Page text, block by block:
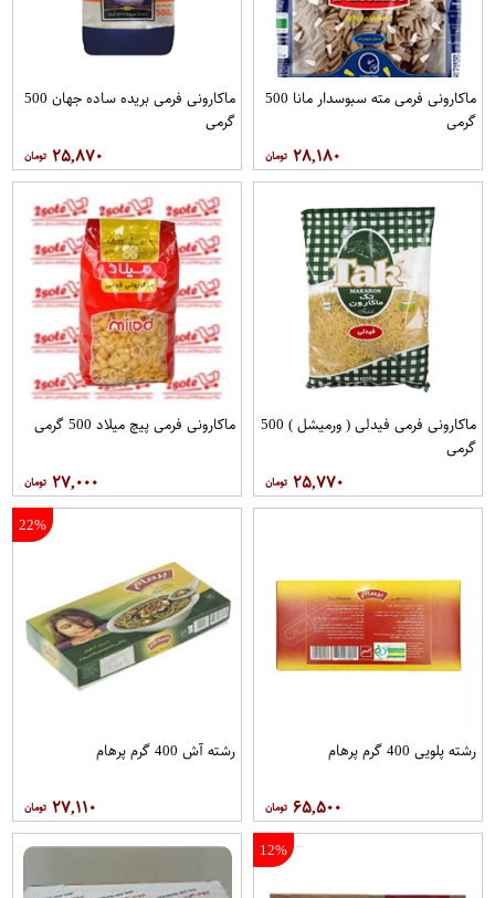
ماکارونی فرمی مته سبوسدار مانا 500
گرمی
۲۸,۱۸۰
ماکارونی فرمی بریده ساده جهان 500
گرمی
۲۵,۸۷۰
ماکارونی فرمی فیدلی ( ورمیشل ) 500
گرمی
۲۵,۷۷۰
ماکارونی فرمی پیچ میلاد 500 گرمی
۲۷,۰۰۰
رشته پلویی 400 گرم پرهام
۶۵,۵۰۰
22%
رشته آش 400 گرم پرهام
۲۷,۱۱۰
12%